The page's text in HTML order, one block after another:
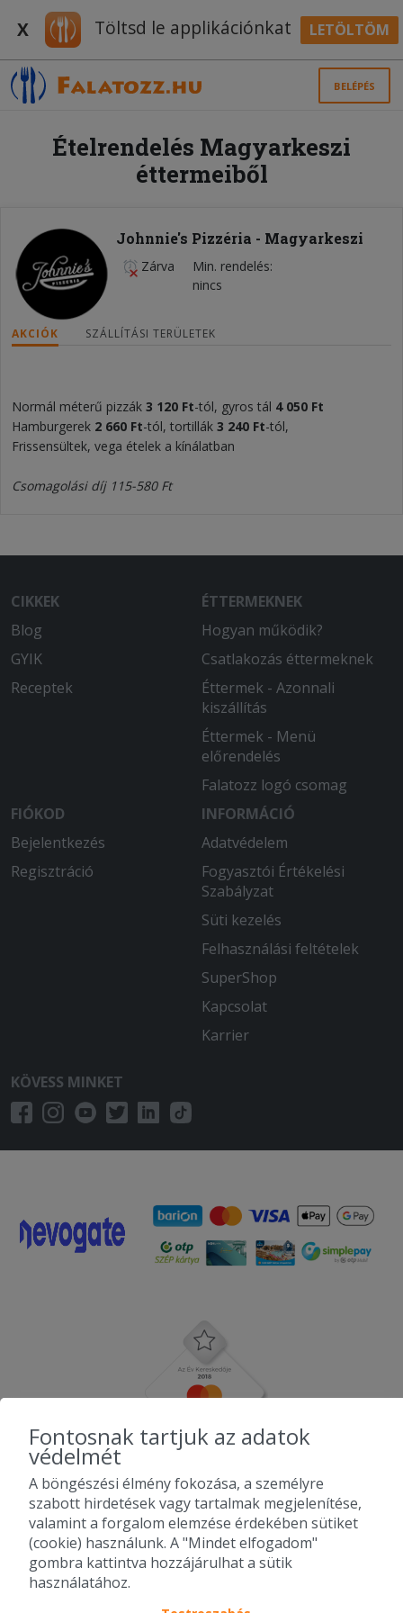
X Töltsd le applikációnkat LETÖLTÖM
BELÉPÉS
Ételrendelés Magyarkeszi
éttermeiből
Johnnie's Pizzéria - Magyarkeszi
Zárva
Min. rendelés
nincs
AKCIÓK SZÁLLÍTÁSI TERÜLETEK
Normál méterű pizzák 3 120 Ft-tól, gyros tál 4 050 Ft
Hamburgerek 2 660 Ft-tól, tortillák 3 240 Ft-tól,
Frissensültek, vega ételek a kínálatban
Csomagolási díj 115-580 Ft
CIKKEK
Blog
GYIK
Receptek
ÉTTERMEKNEK
Hogyan működik?
Csatlakozás éttermeknek
Éttermek - Azonnali
kiszállítás
Éttermek - Menü
előrendelés
Falatozz logó csomag
FIÓKOD
Bejelentkezés
Regisztráció
INFORMÁCIÓ
Adatvédelem
Fogyasztói Értékelési
Szabályzat
Süti kezelés
Felhasználási feltételek
SuperShop
Kapcsolat
Karrier
KÖVESS MINKET
Fontosnak tartjuk az adatok
védelmét
A böngészési élmény fokozása, a személyre
szabott hirdetések vagy tartalmak megjelenítése,
valamint a forgalom elemzése érdekében sütiket
(cookie) használunk. A "Mindet elfogadom"
gombra kattintva hozzájárulhat a sütik
használatához.